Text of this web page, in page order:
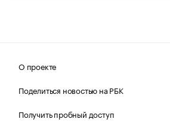
О проекте
Поделиться новостью на РБК
Получить пробный доступ